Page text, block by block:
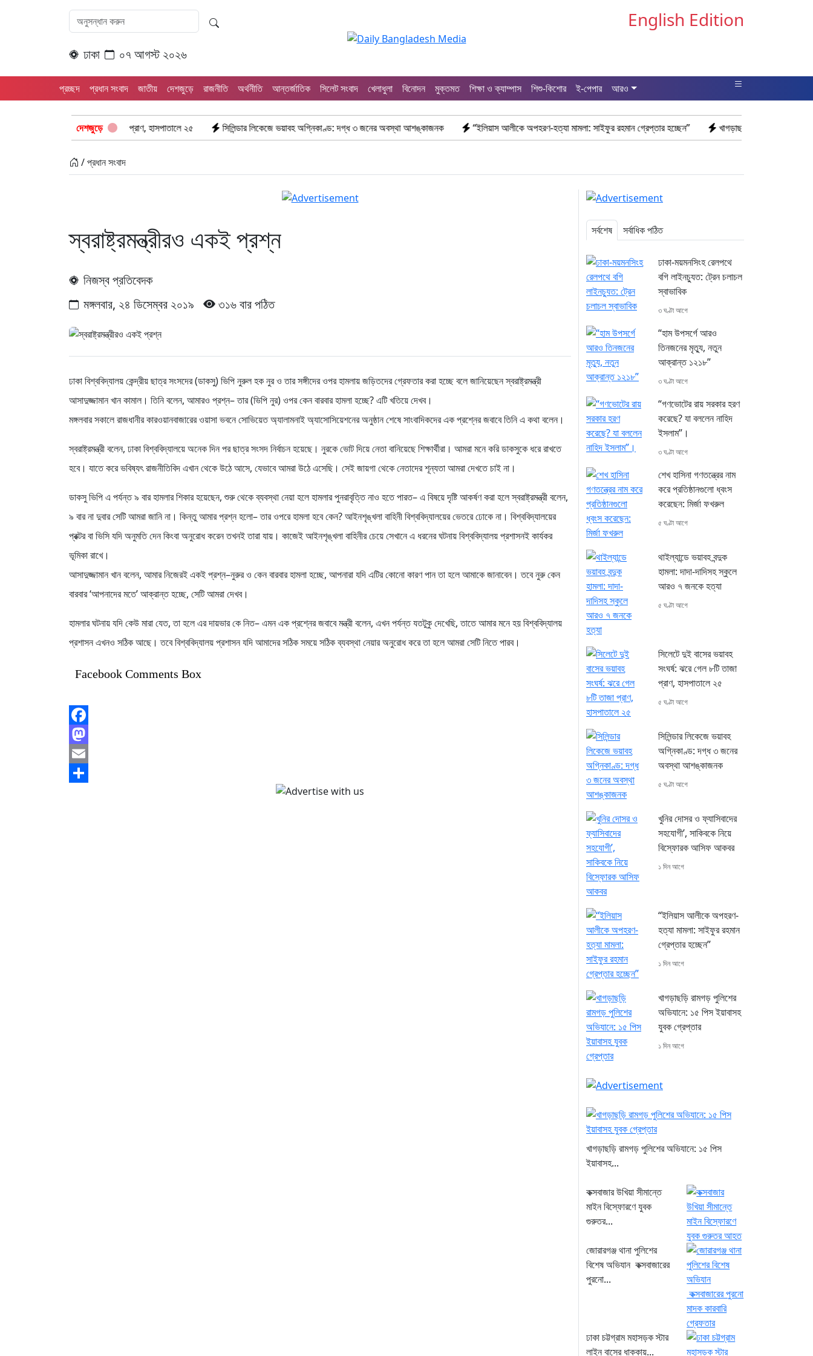
ঢাকা ০৭ আগস্ট ২০২৬
English Edition
প্রচ্ছদ প্রধান সংবাদ জাতীয় দেশজুড়ে রাজনীতি অর্থনীতি আন্তর্জাতিক সিলেট সংবাদ খেলাধুলা বিনোদন মুক্তমত শিক্ষা ও ক্যাম্পাস শিশু-কিশোর ই-পেপার আরও
দেশজুড়ে
ঝরে গেল ৮টি তাজা প্রাণ, হাসপাতালে ২৫ সিলিন্ডার লিকেজে ভয়াবহ অগ্নিকাণ্ড: দগ্ধ ৩ জনের অবস্থা আশঙ্কাজনক “ইলিয়াস আলীকে অপহরণ-হত্যা মামলা: সাইফুর রহমান গ্রেপ্তার হচ্ছেন” খাগড়াছড়ি রামগড় পুলিশের অভিযানে: ১৫ পিস
/ প্রধান সংবাদ
স্বরাষ্ট্রমন্ত্রীরও একই প্রশ্ন
নিজস্ব প্রতিবেদক
মঙ্গলবার, ২৪ ডিসেম্বর ২০১৯
৩১৬ বার পঠিত
ঢাকা বিশ্ববিদ্যালয় কেন্দ্রীয় ছাত্র সংসদের (ডাকসু) ভিপি নুরুল হক নুর ও তার সঙ্গীদের ওপর হামলায় জড়িতদের গ্রেফতার করা হচ্ছে বলে জানিয়েছেন স্বরাষ্ট্রমন্ত্রী
আসাদুজ্জামান খান কামাল। তিনি বলেন, আমারও প্রশ্ন– তার (ভিপি নুর) ওপর কেন বারবার হামলা হচ্ছে? এটি খতিয়ে দেখব।
মঙ্গলবার সকালে রাজধানীর কারওয়ানবাজারের ওয়াসা ভবনে সোভিয়েত অ্যালামনাই অ্যাসোসিয়েশনের অনুষ্ঠান শেষে সাংবাদিকদের এক প্রশ্নের জবাবে তিনি এ কথা বলেন।
স্বরাষ্ট্রমন্ত্রী বলেন, ঢাকা বিশ্ববিদ্যালয়ে অনেক দিন পর ছাত্র সংসদ নির্বাচন হয়েছে। নুরকে ভোট দিয়ে নেতা বানিয়েছে শিক্ষার্থীরা। আমরা মনে করি ডাকসুকে ধরে রাখতে
হবে। যাতে করে ভবিষ্যৎ রাজনীতিবিদ এখান থেকে উঠে আসে, যেভাবে আমরা উঠে এসেছি। সেই জায়গা থেকে নেতাদের শূন্যতা আমরা দেখতে চাই না।
ডাকসু ভিপি এ পর্যন্ত ৯ বার হামলার শিকার হয়েছেন, শুরু থেকে ব্যবস্থা নেয়া হলে হামলার পুনরাবৃত্তি নাও হতে পারত– এ বিষয়ে দৃষ্টি আকর্ষণ করা হলে স্বরাষ্ট্রমন্ত্রী বলেন,
৯ বার না দুবার সেটি আমরা জানি না। কিন্তু আমার প্রশ্ন হলো– তার ওপরে হামলা হবে কেন? আইনশৃঙ্খলা বাহিনী বিশ্ববিদ্যালয়ের ভেতরে ঢোকে না। বিশ্ববিদ্যালয়ের
প্রক্টর বা ভিসি যদি অনুমতি দেন কিংবা অনুরোধ করেন তখনই তারা যায়। কাজেই আইনশৃঙ্খলা বাহিনীর চেয়ে সেখানে এ ধরনের ঘটনায় বিশ্ববিদ্যালয় প্রশাসনই কার্যকর
ভূমিকা রাখে।
আসাদুজ্জামান খান বলেন, আমার নিজেরই একই প্রশ্ন–নুরুর ও কেন বারবার হামলা হচ্ছে, আপনারা যদি এটির কোনো কারণ পান তা হলে আমাকে জানাবেন। তবে নুরু কেন
বারবার ‘আপনাদের মতে’ আক্রান্ত হচ্ছে, সেটি আমরা দেখব।
হামলার ঘটনায় যদি কেউ মারা যেত, তা হলে এর দায়ভার কে নিত– এমন এক প্রশ্নের জবাবে মন্ত্রী বলেন, এখন পর্যন্ত যতটুকু দেখেছি, তাতে আমার মনে হয় বিশ্ববিদ্যালয়
প্রশাসন এখনও সঠিক আছে। তবে বিশ্ববিদ্যালয় প্রশাসন যদি আমাদের সঠিক সময়ে সঠিক ব্যবস্থা নেয়ার অনুরোধ করে তা হলে আমরা সেটি নিতে পারব।
Facebook Comments Box
Facebook
Mastodon
Email
সর্বশেষ সর্বাধিক পঠিত
ঢাকা-ময়মনসিংহ রেলপথে
বগি লাইনচ্যুত: ট্রেন চলাচল
স্বাভাবিক
৩ ঘণ্টা আগে
“হাম উপসর্গে আরও
তিনজনের মৃত্যু, নতুন
আক্রান্ত ১২১৮”
৩ ঘণ্টা আগে
“গণভোটের রায় সরকার হরণ
করেছে? যা বললেন নাহিদ
ইসলাম”।
৩ ঘণ্টা আগে
শেখ হাসিনা গণতন্ত্রের নাম
করে প্রতিষ্ঠানগুলো ধ্বংস
করেছেন: মির্জা ফখরুল
৫ ঘণ্টা আগে
থাইল্যান্ডে ভয়াবহ বন্দুক
হামলা: দাদা-দাদিসহ স্কুলে
আরও ৭ জনকে হত্যা
৫ ঘণ্টা আগে
সিলেটে দুই বাসের ভয়াবহ
সংঘর্ষ: ঝরে গেল ৮টি তাজা
প্রাণ, হাসপাতালে ২৫
৫ ঘণ্টা আগে
সিলিন্ডার লিকেজে ভয়াবহ
অগ্নিকাণ্ড: দগ্ধ ৩ জনের
অবস্থা আশঙ্কাজনক
৫ ঘণ্টা আগে
খুনির দোসর ও ফ্যাসিবাদের
সহযোগী’, সাকিবকে নিয়ে
বিস্ফোরক আসিফ আকবর
১ দিন আগে
“ইলিয়াস আলীকে অপহরণ-
হত্যা মামলা: সাইফুর রহমান
গ্রেপ্তার হচ্ছেন”
১ দিন আগে
খাগড়াছড়ি রামগড় পুলিশের
অভিযানে: ১৫ পিস ইয়াবাসহ
যুবক গ্রেপ্তার
১ দিন আগে
খাগড়াছড়ি রামগড় পুলিশের অভিযানে: ১৫ পিস
ইয়াবাসহ...
কক্সবাজার উখিয়া সীমান্তে
মাইন বিস্ফোরণে যুবক
গুরুতর...
জোরারগঞ্জ থানা পুলিশের
বিশেষ অভিযান কক্সবাজারের
পুরনো...
ঢাকা চট্টগ্রাম মহাসড়ক স্টার
লাইন বাসের ধাক্কায়...